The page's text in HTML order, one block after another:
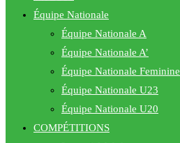
Équipe Nationale
Équipe Nationale A
Équipe Nationale A’
Équipe Nationale Feminine
Équipe Nationale U23
Équipe Nationale U20
COMPÉTITIONS